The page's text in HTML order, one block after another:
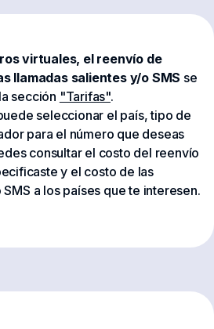
virtuales, el reenvío de
llamadas salientes y/o SMS se
sección "Tarifas".
seleccionar el país, tipo de
para el número que deseas
consultar el costo del reenvío
y el costo de las
a los países que te interesen.